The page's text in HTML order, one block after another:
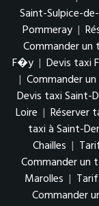
Saint-Sulpice-
Pommeray |
Commander un
F�y | Devis taxi
| Commander
Devis taxi Saint-
Loire | Réserver
taxi à Saint-
Chailles |
Commander un
Marolles |
Commander